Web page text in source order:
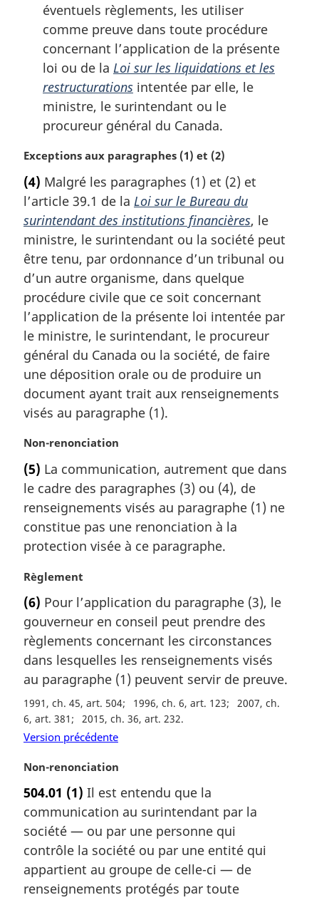
éventuels règlements, les utiliser
comme preuve dans toute procédure
concernant l’application de la présente
loi ou de la Loi sur les liquidations et les
restructurations intentée par elle, le
ministre, le surintendant ou le
procureur général du Canada.
N
t
e
m
a
g
i
n
a
l
e
:
Exceptions aux paragraphes (1) et (2)
(4) Malgré les paragraphes (1) et (2) et
l’article 39.1 de la Loi sur le Bureau du
surintendant des institutions financières, le
ministre, le surintendant ou la société peut
être tenu, par ordonnance d’un tribunal ou
d’un autre organisme, dans quelque
procédure civile que ce soit concernant
l’application de la présente loi intentée par
le ministre, le surintendant, le procureur
général du Canada ou la société, de faire
une déposition orale ou de produire un
document ayant trait aux renseignements
visés au paragraphe (1).
N
t
e
m
a
g
n
a
e
:
Non-renonciation
(5) La communication, autrement que dans
le cadre des paragraphes (3) ou (4), de
renseignements visés au paragraphe (1) ne
constitue pas une renonciation à la
protection visée à ce paragraphe.
N
t
e
m
a
g
i
n
a
e
Règlement
(6) Pour l’application du paragraphe (3), le
gouverneur en conseil peut prendre des
règlements concernant les circonstances
dans lesquelles les renseignements visés
au paragraphe (1) peuvent servir de preuve.
1991, ch. 45, art. 504 1996, ch. 6, art. 123
2007, ch.
6, art. 381
2015, ch. 36, art. 232
Version précédente
N
t
e
m
a
g
i
Non-renonciation
504.01 (1) Il est entendu que la
communication au surintendant par la
société — ou par une personne qui
contrôle la société ou par une entité qui
appartient au groupe de celle-ci — de
renseignements protégés par toute